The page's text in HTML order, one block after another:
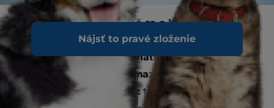
Nájsť to pravé zloženie
Môžu psy melón? Jedná sa o bežnú pochúťku
na pikniku, ale je melón bezpečný aj pre psa?
Pokiaľ si na tomto šťavnatom ovocí sami radi
pochutíte, ale svojmu maznáčikovi ste ho
nikdy neponúkali, aby z toho nemal